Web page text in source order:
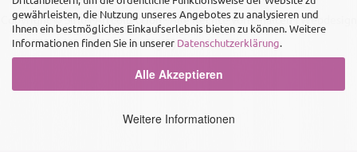
gewährleisten, die Nutzung unseres Angebotes zu analysieren und
Ihnen ein bestmögliches Einkaufserlebnis bieten zu können. Weitere
Informationen finden Sie in unserer Datenschutzerklärung.
Alle Akzeptieren
Weitere Informationen
Copyright ©Sirius-Artcollection- Alle Rechte vorbehalten | Webdesign
& Realisierung by Templatestore.ch